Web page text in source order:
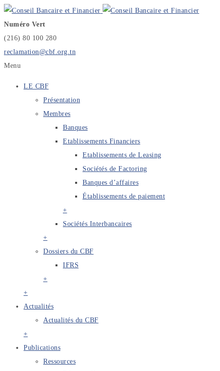
Numéro Vert
(216) 80 100 280
reclamation@cbf.org.tn
Menu
LE CBF
Présentation
Membres
Banques
Etablissements Financiers
Etablissements de Leasing
Sociétés de Factoring
Banques d’affaires
Établissements de paiement
+
Sociétés Interbancaires
+
Dossiers du CBF
IFRS
+
+
Actualités
Actualités du CBF
+
Publications
Ressources